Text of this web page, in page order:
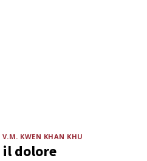
KWEN KHAN KHU
il dolore